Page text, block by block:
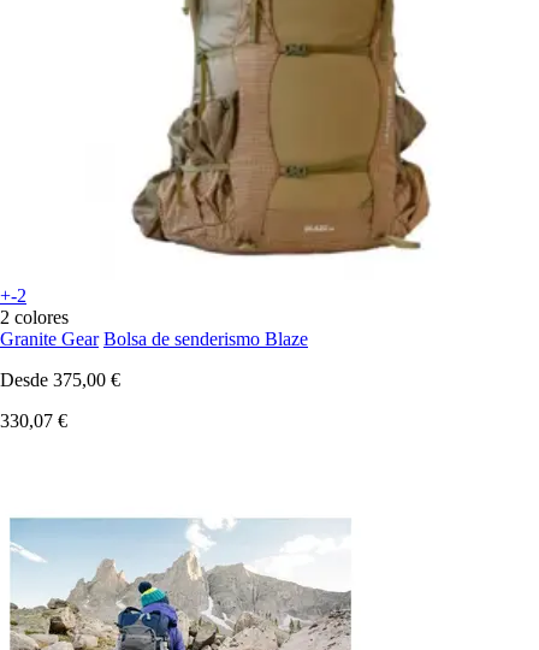
+-2
2 colores
Granite Gear Bolsa de senderismo Blaze
Desde 375,00 €
330,07 €